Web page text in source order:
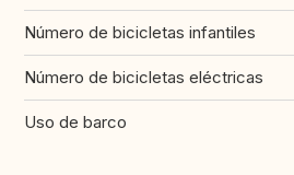
Número de bicicletas infantiles
Número de bicicletas eléctricas
Uso de barco